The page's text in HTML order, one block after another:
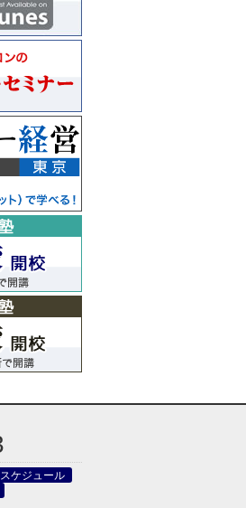
スケジュール